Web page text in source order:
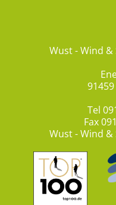
Wust - Wind &
Tel
Fax
Wust - Wind &